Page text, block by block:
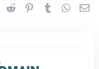
LinkedInReddit Pinterest
Tumblr